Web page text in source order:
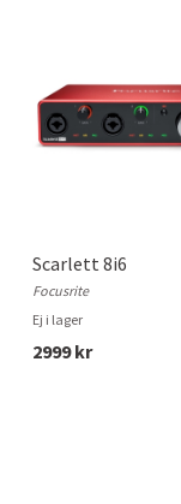
Scarlett 8i6
Focusrite
Ej i lager
2999 kr